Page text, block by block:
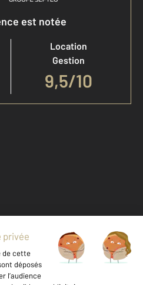
est notée
Location
Gestion
9,5/10